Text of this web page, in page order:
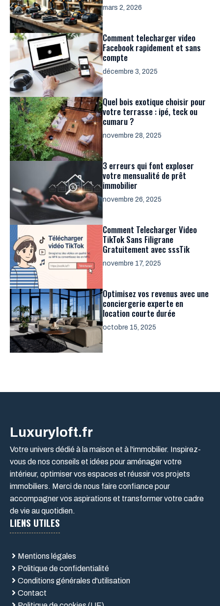
mars 2, 2026
Comment telecharger video
Facebook rapidement et sans
compte
décembre 3, 2025
Quel bois exotique choisir pour
votre terrasse : ipé, teck ou
cumaru ?
novembre 28, 2025
3 erreurs qui font exploser
votre mensualité de prêt
immobilier
novembre 26, 2025
Comment Telecharger Video
TikTok Sans Filigrane
Gratuitement avec sssTik
novembre 17, 2025
Optimisez vos revenus avec une
conciergerie experte en
location courte durée
octobre 15, 2025
Luxuryloft.fr
Votre univers dédié à la maison et à l'immobilier. Inspirez-
vous de nos conseils et idées pour aménager votre
intérieur, optimiser vos espaces et réussir vos projets
immobiliers. Merci de nous faire confiance pour
accompagner vos aspirations et transformer votre cadre
de vie au quotidien.
LIENS UTILES
Mentions légales
Politique de confidentialité
Conditions générales d'utilisation
Contact